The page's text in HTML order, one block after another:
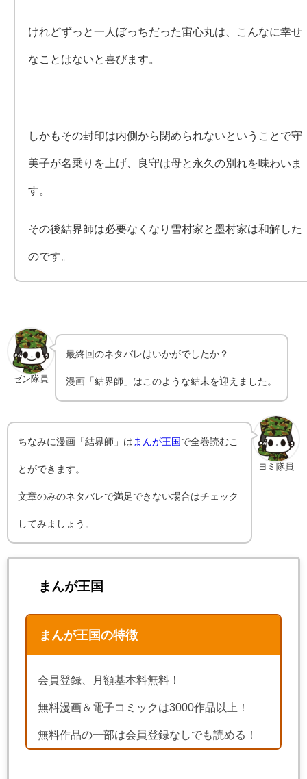
けれどずっと一人ぼっちだった宙心丸は、こんなに幸せ
なことはないと喜びます。
しかもその封印は内側から閉められないということで守
美子が名乗りを上げ、良守は母と永久の別れを味わいま
す。
その後結界師は必要なくなり雪村家と墨村家は和解した
のです。
ゼン隊員
最終回のネタバレはいかがでしたか？
漫画「結界師」はこのような結末を迎えました。
ヨミ隊員
ちなみに漫画「結界師」は まんが王国 で全巻読むこ
とができます。
文章のみのネタバレで満足できない場合はチェック
してみましょう。
まんが王国
まんが王国の特徴
会員登録、月額基本料無料！
無料漫画＆電子コミックは3000作品以上！
無料作品の一部は会員登録なしでも読める！